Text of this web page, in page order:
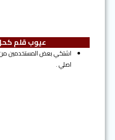
عيوب قلم
اشتكي بعض المستخدمين من
اصلي .